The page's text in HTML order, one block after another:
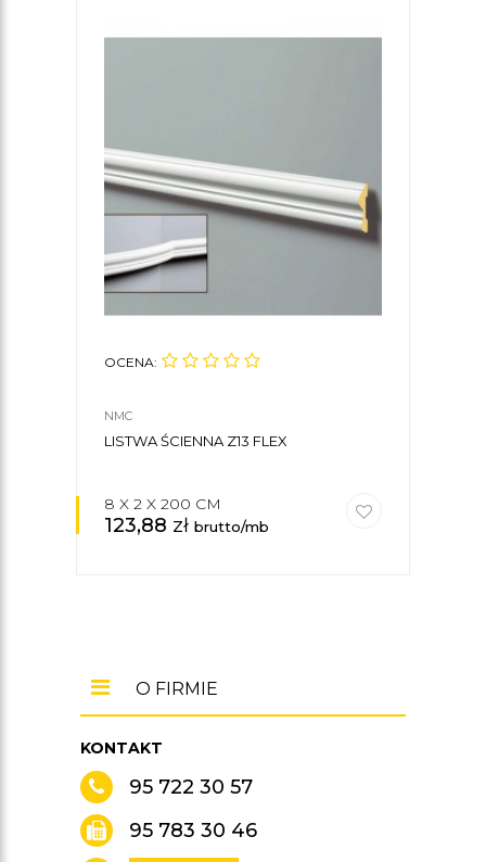
OCENA:
NMC
LISTWA ŚCIENNA Z13 FLEX
8 X 2 X 200 CM
123,88 zł brutto/mb
KONTAKT
95 722 30 57
95 783 30 46
O FIRMIE